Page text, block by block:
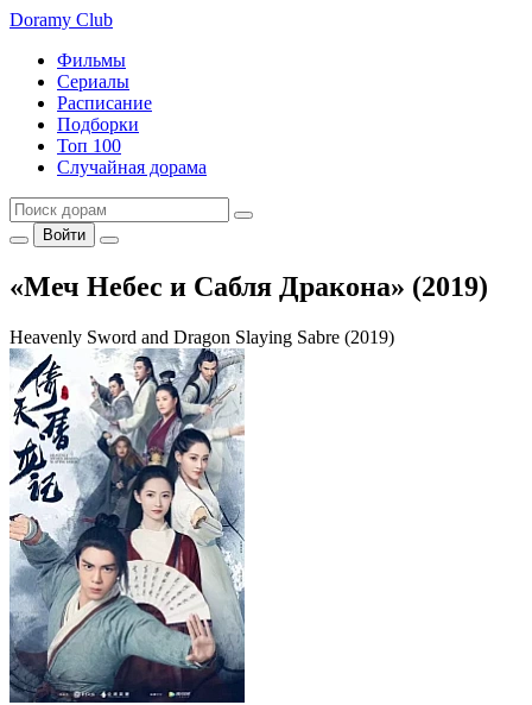
Doramy Club
Фильмы
Сериалы
Расписание
Подборки
Топ 100
Случайная дорама
Войти
«Меч Небес и Сабля Дракона» (2019)
Heavenly Sword and Dragon Slaying Sabre (2019)